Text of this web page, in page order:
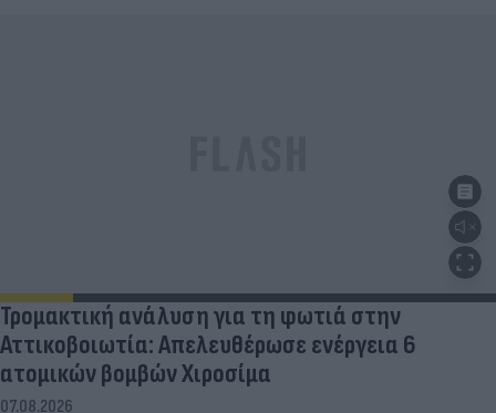
Τρομακτική ανάλυση για τη φωτιά στην
Αττικοβοιωτία: Απελευθέρωσε ενέργεια 6
ατομικών βομβών Χιροσίμα
07.08.2026